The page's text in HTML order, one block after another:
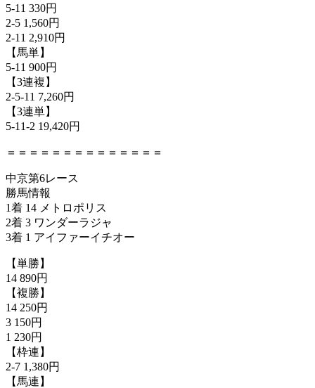
5-11 330円
2-5 1,560円
2-11 2,910円
【馬単】
5-11 900円
【3連複】
2-5-11 7,260円
【3連単】
5-11-2 19,420円
＝＝＝＝＝＝＝＝＝＝＝＝＝＝
中京第6レース
勝馬情報
1着 14 メトロポリス
2着 3 ワンダーラジャ
3着 1 アイファーイチオー
【単勝】
14 890円
【複勝】
14 250円
3 150円
1 230円
【枠連】
2-7 1,380円
【馬連】